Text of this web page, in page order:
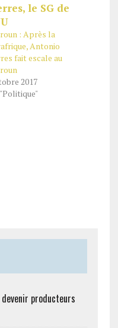
: Après la
Antonio
fait escale au
2017
devenir producteurs